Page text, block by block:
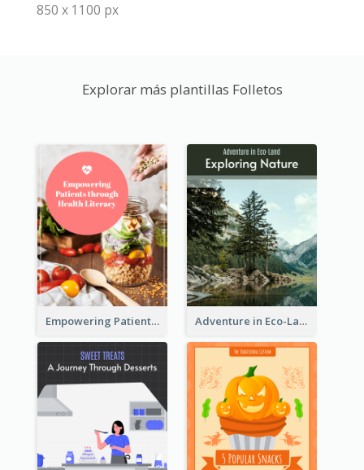
850 x 1100 px
Explorar más plantillas Folletos
Empowering Patients through Health Literacy Adventure in Eco-Land